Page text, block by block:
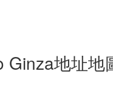
Ginza地址地